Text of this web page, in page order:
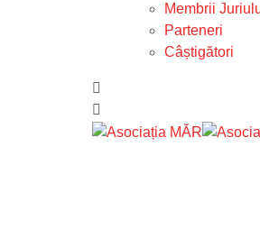
Membrii
Parteneri
Câștigători